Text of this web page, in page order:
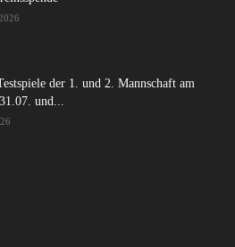
der 1. und 2. Mannschaft am
und...